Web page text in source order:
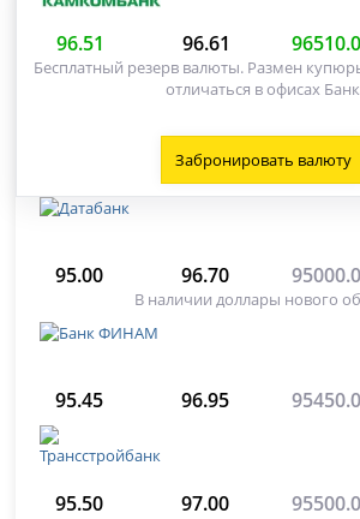
96.51 96.61
Бесплатный резерв валюты. Размен
отличаться в офисах
Забронировать валюту
95.00 96.70
В наличии доллары нового
95.45 96.95
95.50 97.00